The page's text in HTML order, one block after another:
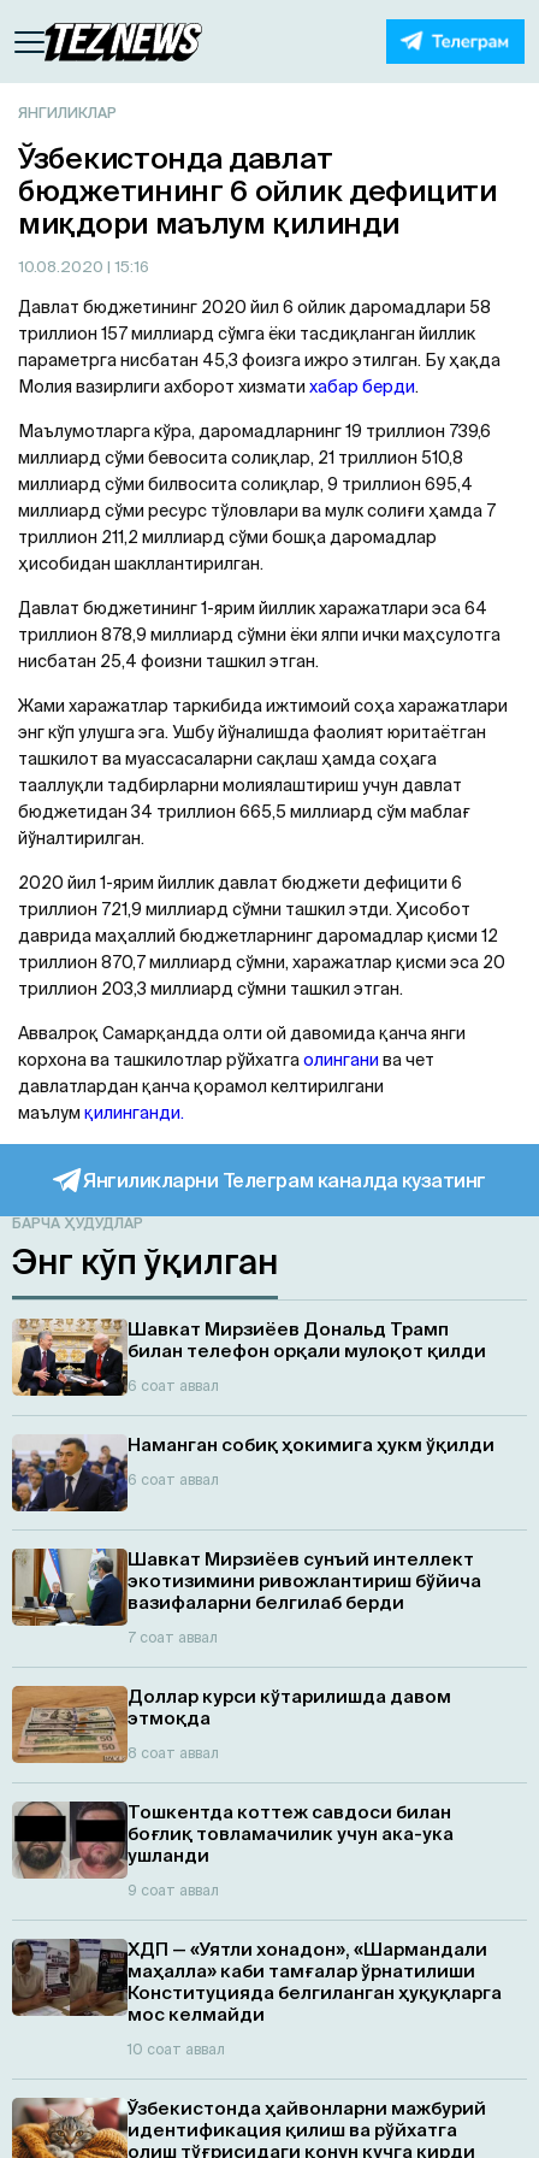
ЯНГИЛИКЛАР
Ўзбекистонда давлат
бюджетининг 6 ойлик дефицити
миқдори маълум қилинди
10.08.2020 | 15:16
Давлат бюджетининг 2020 йил 6 ойлик даромадлари 58
триллион 157 миллиард сўмга ёки тасдиқланган йиллик
параметрга нисбатан 45,3 фоизга ижро этилган. Бу ҳақда
Молия вазирлиги ахборот хизмати хабар берди.
Маълумотларга кўра, даромадларнинг 19 триллион 739,6
миллиард сўми бевосита солиқлар, 21 триллион 510,8
миллиард сўми билвосита солиқлар, 9 триллион 695,4
миллиард сўми ресурс тўловлари ва мулк солиғи ҳамда 7
триллион 211,2 миллиард сўми бошқа даромадлар
ҳисобидан шакллантирилган.
Давлат бюджетининг 1-ярим йиллик харажатлари эса 64
триллион 878,9 миллиард сўмни ёки ялпи ички маҳсулотга
нисбатан 25,4 фоизни ташкил этган.
Жами харажатлар таркибида ижтимоий соҳа харажатлари
энг кўп улушга эга. Ушбу йўналишда фаолият юритаётган
ташкилот ва муассасаларни сақлаш ҳамда соҳага
тааллуқли тадбирларни молиялаштириш учун давлат
бюджетидан 34 триллион 665,5 миллиард сўм маблағ
йўналтирилган.
2020 йил 1-ярим йиллик давлат бюджети дефицити 6
триллион 721,9 миллиард сўмни ташкил этди. Ҳисобот
даврида маҳаллий бюджетларнинг даромадлар қисми 12
триллион 870,7 миллиард сўмни, харажатлар қисми эса 20
триллион 203,3 миллиард сўмни ташкил этган.
Аввалроқ Самарқандда олти ой давомида қанча янги
корхона ва ташкилотлар рўйхатгаолингани ва чет
давлатлардан қанча қорамол келтирилгани
маълум қилинганди.
Янгиликларни Телеграм каналда кузатинг
БАРЧА ҲУДУДЛАР
Энг кўп ўқилган
Шавкат Мирзиёев Дональд Трамп
билан телефон орқали мулоқот қилди
6 соат аввал
Наманган собиқ ҳокимига ҳукм ўқилди
6 соат аввал
Шавкат Мирзиёев сунъий интеллект
экотизимини ривожлантириш бўйича
вазифаларни белгилаб берди
7 соат аввал
Доллар курси кўтарилишда давом
этмоқда
8 соат аввал
Тошкентда коттеж савдоси билан
боғлиқ товламачилик учун ака-ука
ушланди
9 соат аввал
ХДП — «Уятли хонадон», «Шармандали
маҳалла» каби тамғалар ўрнатилиши
Конституцияда белгиланган ҳуқуқларга
мос келмайди
10 соат аввал
Ўзбекистонда ҳайвонларни мажбурий
идентификация қилиш ва рўйхатга
олиш тўғрисидаги қонун кучга кирди